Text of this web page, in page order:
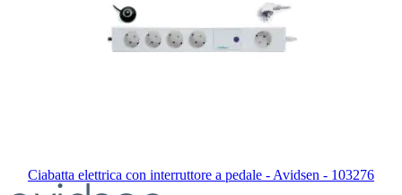
Ciabatta elettrica con interruttore a pedale - Avidsen - 103276